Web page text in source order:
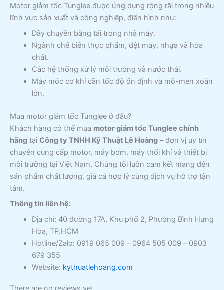
Motor giảm tốc Tunglee được ứng dụng rộng rãi trong nhiều
lĩnh vực sản xuất và công nghiệp, điển hình như:
Dây chuyền băng tải trong nhà máy.
Ngành chế biến thực phẩm, dệt may, nhựa và hóa
chất.
Các hệ thống xử lý môi trường và nước thải.
Máy móc cơ khí cần tốc độ ổn định và mô-men xoắn
lớn.
Mua motor giảm tốc Tunglee ở đâu?
Khách hàng có thể mua motor giảm tốc Tunglee chính
hãng tại Công ty TNHH Kỹ Thuật Lê Hoàng – đơn vị uy tín
chuyên cung cấp motor, máy bơm, máy thổi khí và thiết bị
môi trường tại Việt Nam. Chúng tôi luôn cam kết mang đến
sản phẩm chất lượng, giá cả hợp lý cùng dịch vụ hỗ trợ tận
tâm.
Thông tin liên hệ:
Địa chỉ: 40 đường 17A, Khu phố 2, Phường Bình Hưng
Hòa, TP.HCM
Hotline/Zalo: 0919 065 009 – 0964 505 009 – 0903
679 355
Website: kythuatlehoang.com